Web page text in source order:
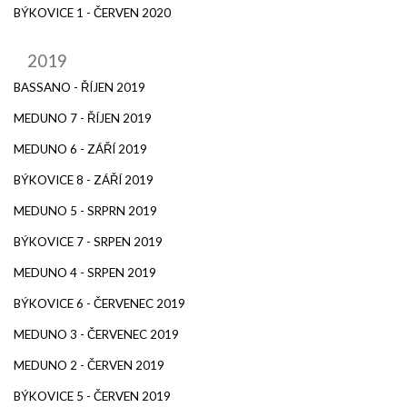
BÝKOVICE 1 - ČERVEN 2020
2019
BASSANO - ŘÍJEN 2019
MEDUNO 7 - ŘÍJEN 2019
MEDUNO 6 - ZÁŘÍ 2019
BÝKOVICE 8 - ZÁŘÍ 2019
MEDUNO 5 - SRPRN 2019
BÝKOVICE 7 - SRPEN 2019
MEDUNO 4 - SRPEN 2019
BÝKOVICE 6 - ČERVENEC 2019
MEDUNO 3 - ČERVENEC 2019
MEDUNO 2 - ČERVEN 2019
BÝKOVICE 5 - ČERVEN 2019